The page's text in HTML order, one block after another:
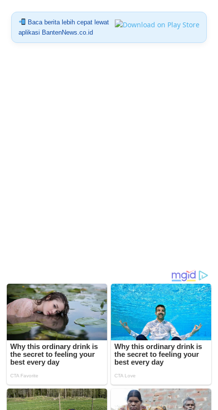
Baca berita lebih cepat lewat
aplikasi BantenNews.co.id